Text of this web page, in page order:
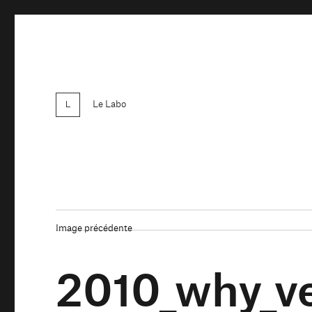
Le Labo
Image précédente